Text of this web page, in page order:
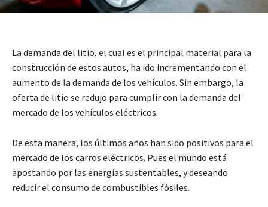
La demanda del litio, el cual es el principal material para la
construcción de estos autos, ha ido incrementando con el
aumento de la demanda de los vehículos. Sin embargo, la
oferta de litio se redujo para cumplir con la demanda del
mercado de los vehículos eléctricos.
De esta manera, los últimos años han sido positivos para el
mercado de los carros eléctricos. Pues el mundo está
apostando por las energías sustentables, y deseando
reducir el consumo de combustibles fósiles.